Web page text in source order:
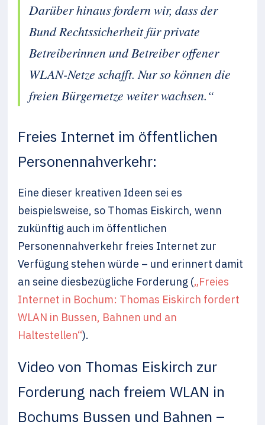
Darüber hinaus fordern wir, dass der
Bund Rechtssicherheit für private
Betreiberinnen und Betreiber offener
WLAN-Netze schafft. Nur so können die
freien Bürgernetze weiter wachsen.“
Freies Internet im öffentlichen
Personennahverkehr:
Eine dieser kreativen Ideen sei es
beispielsweise, so Thomas Eiskirch, wenn
zukünftig auch im öffentlichen
Personennahverkehr freies Internet zur
Verfügung stehen würde – und erinnert damit
an seine diesbezügliche Forderung („Freies
Internet in Bochum: Thomas Eiskirch fordert
WLAN in Bussen, Bahnen und an
Haltestellen“).
Video von Thomas Eiskirch zur
Forderung nach freiem WLAN in
Bochums Bussen und Bahnen –